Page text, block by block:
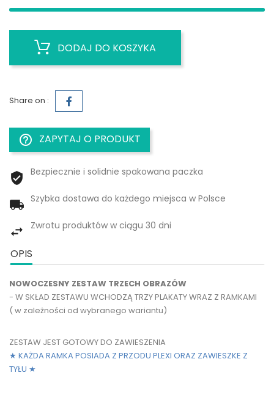
DODAJ DO KOSZYKA
Share on :
help_outline ZAPYTAJ O PRODUKT
Bezpiecznie i solidnie spakowana paczka
Szybka dostawa do każdego miejsca w Polsce
Zwrotu produktów w ciągu 30 dni
OPIS
NOWOCZESNY ZESTAW TRZECH OBRAZÓW
- W SKŁAD ZESTAWU WCHODZĄ TRZY PLAKATY WRAZ Z RAMKAMI
( w zależności od wybranego wariantu)
ZESTAW JEST GOTOWY DO ZAWIESZENIA
★ KAŻDA RAMKA POSIADA Z PRZODU PLEXI ORAZ ZAWIESZKE Z
TYŁU ★